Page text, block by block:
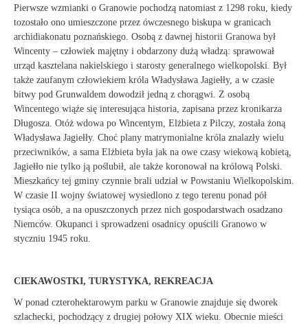
Pierwsze wzmianki o Granowie pochodzą natomiast z 1298 roku, kiedy
tozostało ono umieszczone przez ówczesnego biskupa w granicach
archidiakonatu poznańskiego. Osobą z dawnej historii Granowa był
Wincenty – człowiek majętny i obdarzony dużą władzą: sprawował
urząd kasztelana nakielskiego i starosty generalnego wielkopolski. Był
także zaufanym człowiekiem króla Władysława Jagiełły, a w czasie
bitwy pod Grunwaldem dowodził jedną z chorągwi. Z osobą
Wincentego wiąże się interesująca historia, zapisana przez kronikarza
Długosza. Otóż wdowa po Wincentym, Elżbieta z Pilczy, została żoną
Władysława Jagiełły. Choć plany matrymonialne króla znalazły wielu
przeciwników, a sama Elżbieta była jak na owe czasy wiekową kobietą,
Jagiełło nie tylko ją poślubił, ale także koronował na królową Polski.
Mieszkańcy tej gminy czynnie brali udział w Powstaniu Wielkopolskim.
W czasie II wojny światowej wysiedlono z tego terenu ponad pół
tysiąca osób, a na opuszczonych przez nich gospodarstwach osadzano
Niemców. Okupanci i sprowadzeni osadnicy opuścili Granowo w
styczniu 1945 roku.
CIEKAWOSTKI, TURYSTYKA, REKREACJA
W ponad czterohektarowym parku w Granowie znajduje się dworek
szlachecki, pochodzący z drugiej połowy XIX wieku. Obecnie mieści